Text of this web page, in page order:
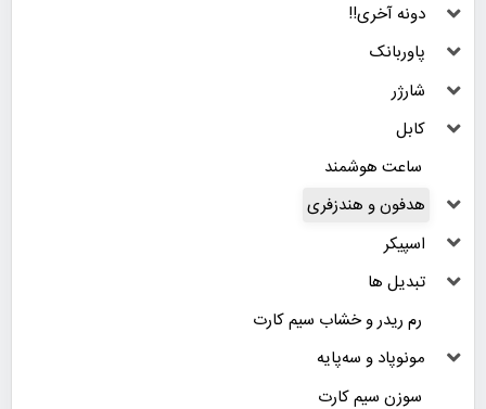
دونه آخری!!
پاوربانک
شارژر
کابل
ساعت هوشمند
هدفون و هندزفری
اسپیکر
تبدیل ها
رم ریدر و خشاب سیم کارت
مونوپاد و سه‌پایه
سوزن سیم کارت